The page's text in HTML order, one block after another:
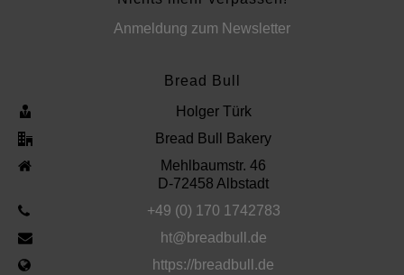
Anmeldung zum Newsletter
Bread Bull
Holger Türk
Bread Bull Bakery
Mehlbaumstr. 46
D-72458 Albstadt
+49 (0) 170 1742783
ht@breadbull.de
https://breadbull.de